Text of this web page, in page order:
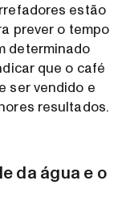
estão
prever o tempo
determinado
que o café
ser vendido e
resultados.
da água e o